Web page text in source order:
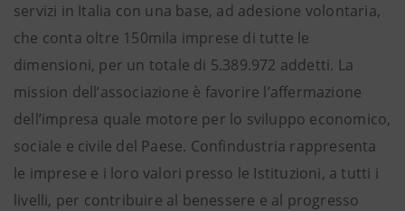
servizi in Italia con una base, ad adesione volontaria,
che conta oltre 150mila imprese di tutte le
dimensioni, per un totale di 5.389.972 addetti. La
mission dell’associazione è favorire l’affermazione
dell’impresa quale motore per lo sviluppo economico,
sociale e civile del Paese. Confindustria rappresenta
le imprese e i loro valori presso le Istituzioni, a tutti i
livelli, per contribuire al benessere e al progresso